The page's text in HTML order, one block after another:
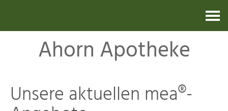
Ahorn Apotheke
Unsere aktuellen mea®-